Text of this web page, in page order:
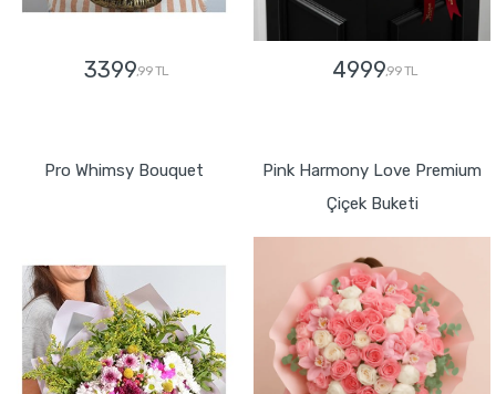
3399,99 TL 4999,99 TL
Pro Whimsy Bouquet
Pink Harmony Love Premium
Çiçek Buketi